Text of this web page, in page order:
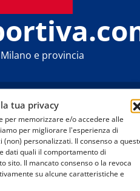
tua privacy
per memorizzare e/o accedere alle
per migliorare l'esperienza di
personalizzati. Il consenso a
dati quali il comportamento di
sito. Il mancato consenso o la revoca
su alcune caratteristiche e
e provincia
strategie nutrizionali